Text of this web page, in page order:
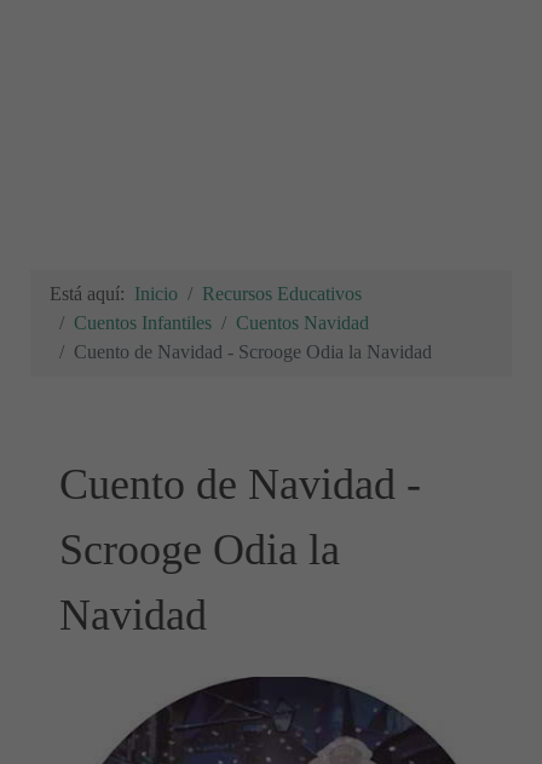
Está aquí: Inicio
Recursos Educativos
Cuentos Infantiles
Cuentos Navidad
Cuento de Navidad - Scrooge Odia la Navidad
Cuento de Navidad -
Scrooge Odia la
Navidad